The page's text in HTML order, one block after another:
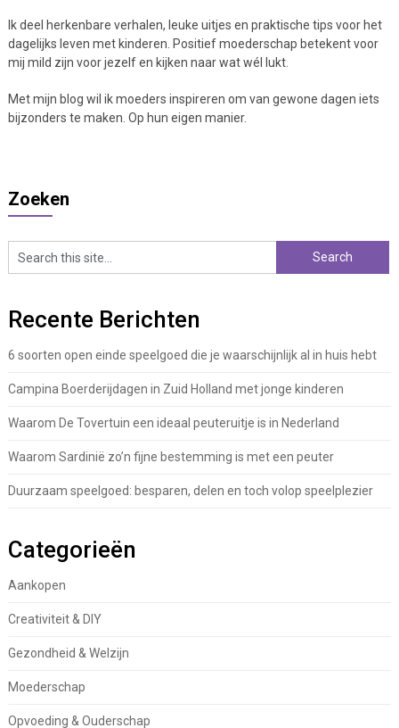
Ik deel herkenbare verhalen, leuke uitjes en praktische tips voor het
dagelijks leven met kinderen. Positief moederschap betekent voor
mij mild zijn voor jezelf en kijken naar wat wél lukt.
Met mijn blog wil ik moeders inspireren om van gewone dagen iets
bijzonders te maken. Op hun eigen manier.
Zoeken
Recente Berichten
6 soorten open einde speelgoed die je waarschijnlijk al in huis hebt
Campina Boerderijdagen in Zuid Holland met jonge kinderen
Waarom De Tovertuin een ideaal peuteruitje is in Nederland
Waarom Sardinië zo’n fijne bestemming is met een peuter
Duurzaam speelgoed: besparen, delen en toch volop speelplezier
Categorieën
Aankopen
Creativiteit & DIY
Gezondheid & Welzijn
Moederschap
Opvoeding & Ouderschap